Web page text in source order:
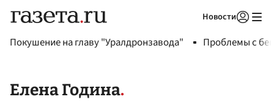
Новости
Покушение на главу "Уралдронзавода" Проблемы с
Елена Година